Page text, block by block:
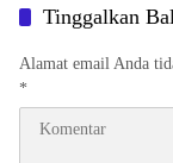
Tinggalkan
Alamat email Anda
*